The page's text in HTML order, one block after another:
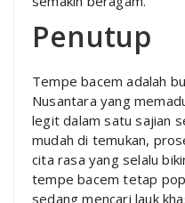
Penutup
Tempe bacem adalah
Nusantara yang
legit dalam satu sajian
mudah di temukan,
cita rasa yang selalu
tempe bacem tetap
sedang mencari lauk